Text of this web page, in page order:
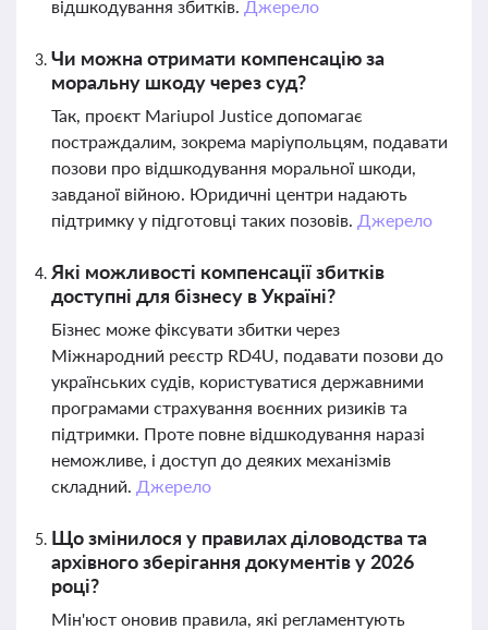
відшкодування збитків. Джерело
Чи можна отримати компенсацію за
моральну шкоду через суд?
Так, проєкт Mariupol Justice допомагає
постраждалим, зокрема маріупольцям, подавати
позови про відшкодування моральної шкоди,
завданої війною. Юридичні центри надають
підтримку у підготовці таких позовів. Джерело
Які можливості компенсації збитків
доступні для бізнесу в Україні?
Бізнес може фіксувати збитки через
Міжнародний реєстр RD4U, подавати позови до
українських судів, користуватися державними
програмами страхування воєнних ризиків та
підтримки. Проте повне відшкодування наразі
неможливе, і доступ до деяких механізмів
складний. Джерело
Що змінилося у правилах діловодства та
архівного зберігання документів у 2026
році?
Мін'юст оновив правила, які регламентують